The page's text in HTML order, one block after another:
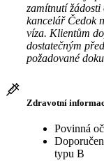
zamítnutí
kancelář Čedok
víza. Klientům
dostatečným
požadované
Zdravotní
Povinná
typu B